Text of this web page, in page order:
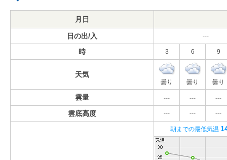
月日
日の出/入 ---
時 3 6 9
天気
曇り 曇り 曇り
雲量 --- --- ---
雲底高度 --- --- ---
朝までの最低気温